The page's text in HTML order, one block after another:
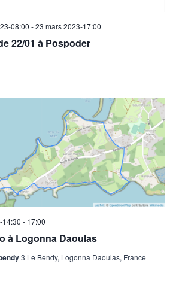
22/01 à Pospoder
08:00 -23 mars 2023-17:00
à Logonna Daoulas
14:30 - 17:00
3 Le Bendy, Logonna Daoulas, France